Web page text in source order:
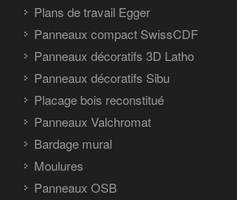
Plans de travail Egger
Panneaux compact SwissCDF
Panneaux décoratifs 3D Latho
Panneaux décoratifs Sibu
Placage bois reconstitué
Panneaux Valchromat
Bardage mural
Moulures
Panneaux OSB